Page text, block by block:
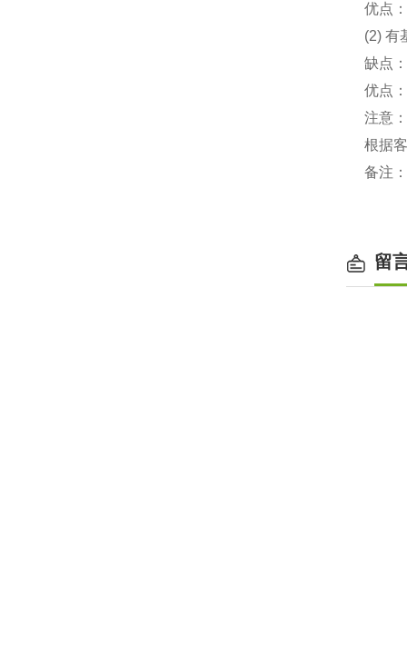
优点
(2) 有
缺点
优点
注意
根据
备注
留